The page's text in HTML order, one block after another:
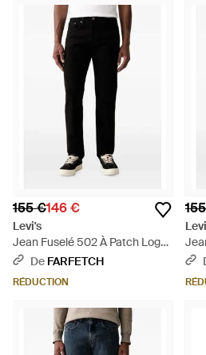
155 €146 €
Levi's
Jean Fuselé 502 À Patch Logo
- Noir
De FARFETCH
RÉDUCTION
Noir